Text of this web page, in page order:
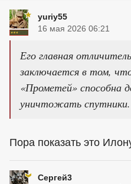
yuriy55
16 мая 2026 06:21
Его главная
заключается в том,
«Прометей» способна
уничтожать спутники.
Пора показать это
Сергей3